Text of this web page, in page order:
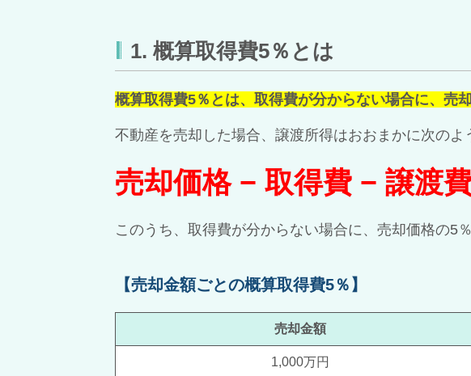
1. 概算取得費5％とは
概算取得費5％とは、取得費が分からない場合に、売
不動産を売却した場合、譲渡所得はおおまかに次のよ
売却価格 − 取得費 − 譲渡
このうち、取得費が分からない場合に、売却価格の5
【売却金額ごとの概算取得費5％】
売却金額
1,000万円